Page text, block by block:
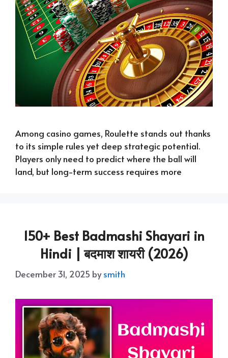
Among casino games, Roulette stands out thanks
to its simple rules yet deep strategic potential.
Players only need to predict where the ball will
land, but long-term success requires more
150+ Best Badmashi Shayari in
Hindi | बदमाश शायरी (2026)
December 31, 2025 bysmith